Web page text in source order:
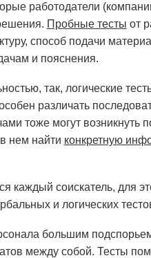
работодатели
Пробные тесты от
способ подачи
и пояснения.
так, логические
различать
тоже могут возникнуть
нем найти конкретную
каждый соискатель, для
и логических
большим
между собой. Тесты